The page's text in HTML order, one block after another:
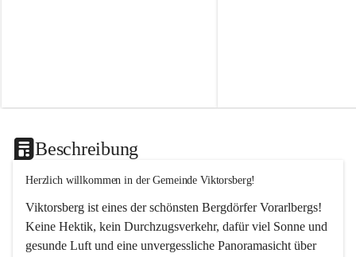
Beschreibung
Herzlich willkommen in der Gemeinde Viktorsberg!
Viktorsberg ist eines der schönsten Bergdörfer Vorarlbergs!
Keine Hektik, kein Durchzugsverkehr, dafür viel Sonne und
gesunde Luft und eine unvergessliche Panoramasicht über